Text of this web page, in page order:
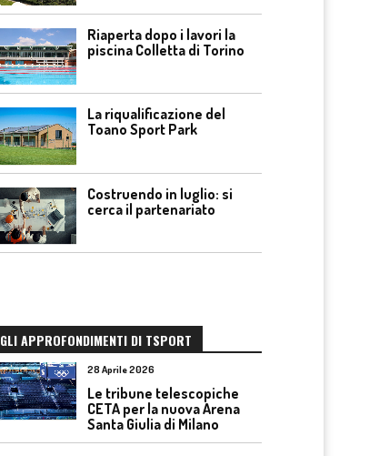
Riaperta dopo i lavori la
piscina Colletta di Torino
La riqualificazione del
Toano Sport Park
Costruendo in luglio: si
cerca il partenariato
GLI APPROFONDIMENTI DI TSPORT
28 Aprile 2026
Le tribune telescopiche
CETA per la nuova Arena
Santa Giulia di Milano